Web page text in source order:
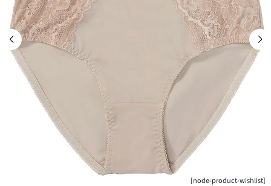
[node-product-wishlist]